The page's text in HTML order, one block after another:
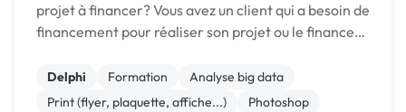
projet à financer? Vous avez un client qui a besoin de
financement pour réaliser son projet ou le financer
financières. aideprojet est la sol...
Delphi Formation
Analyse big data
Print (flyer, plaquette, affiche...)
Photoshop